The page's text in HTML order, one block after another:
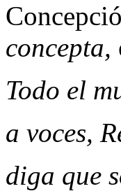
concepta,
Todo el
a voces,
diga que